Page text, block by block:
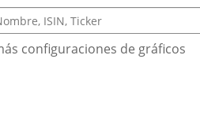
configuraciones de gráficos